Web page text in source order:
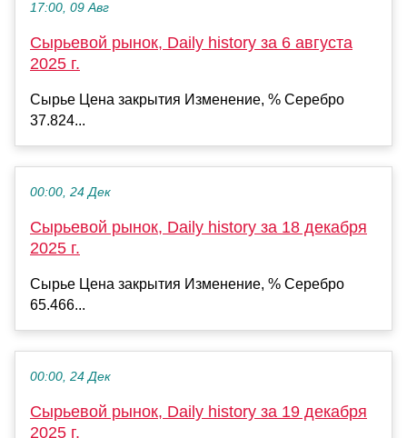
17:00, 09 Авг
Сырьевой рынок, Daily history за 6 августа
2025 г.
Сырье Цена закрытия Изменение, % Серебро
37.824...
00:00, 24 Дек
Сырьевой рынок, Daily history за 18 декабря
2025 г.
Сырье Цена закрытия Изменение, % Серебро
65.466...
00:00, 24 Дек
Сырьевой рынок, Daily history за 19 декабря
2025 г.